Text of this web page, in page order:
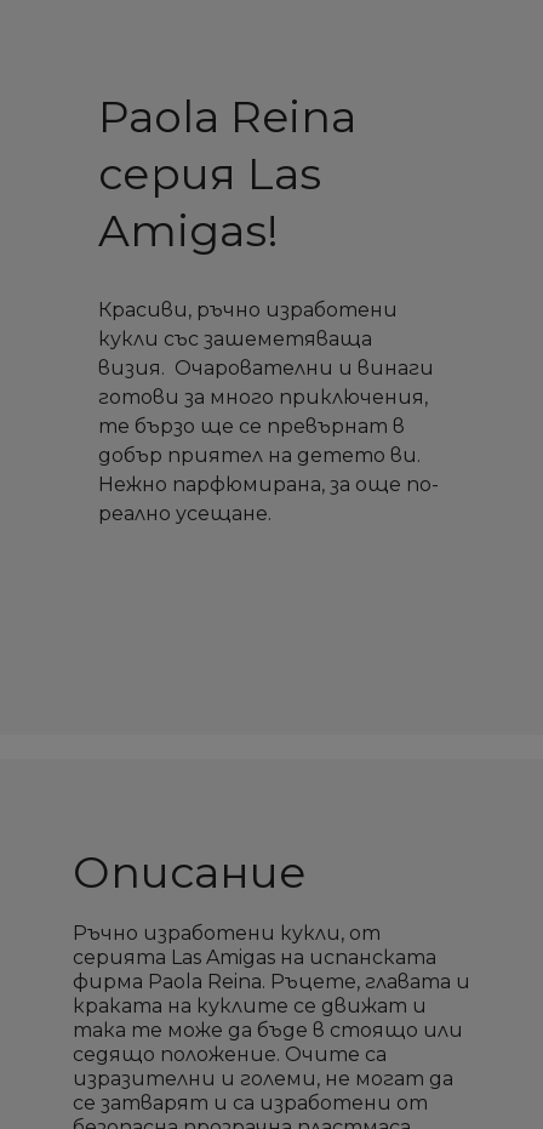
Paola Reina
серия Las
Amigas!
Красиви, ръчно изработени
кукли със зашеметяваща
визия. Очарователни и винаги
готови за много приключения,
те бързо ще се превърнат в
добър приятел на детето ви.
Нежно парфюмирана, за още по-
реално усещане.
Описание
Ръчно изработени кукли, от
серията Las Amigas на испанската
фирма Paola Reina. Ръцете, главата и
краката на куклите се движат и
така те може да бъде в стоящо или
седящо положение. Очите са
изразителни и големи, не могат да
се затварят и са изработени от